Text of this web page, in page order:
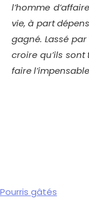
l’homme
vie, à part
gagné. Lassé
croire qu’ils
faire
Pourris gâtés